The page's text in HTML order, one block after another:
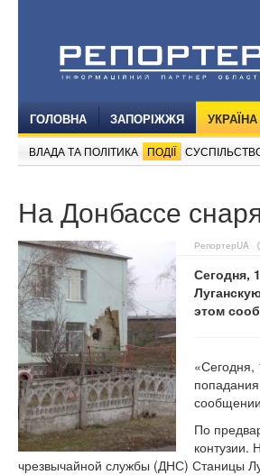
ГОЛОВНА ЗАПОРІЖЖЯ УКРАЇНА
ВЛАДА ТА ПОЛІТИКА ПОДІЇ
На Донбассе
РепортерUA
Сегодня,
этом
«Сегодня,
По
контузии.
чрезвычайной службы (ДНС) Станицы